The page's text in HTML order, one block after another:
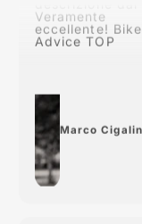
eccellente! Bike
Advice TOP
Marco Cigalini